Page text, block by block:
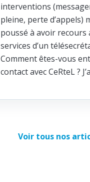
interventions
pleine, perte d’appels)
poussé à avoir recours
services d’un
Comment êtes-vous
contact avec CeRteL ?
Voir tous nos